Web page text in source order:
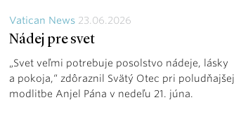
Vatican News 23.06.2026
Nádej pre svet
„Svet veľmi potrebuje posolstvo nádeje, lásky
a pokoja,“ zdôraznil Svätý Otec pri poludňajšej
modlitbe Anjel Pána v nedeľu 21. júna.